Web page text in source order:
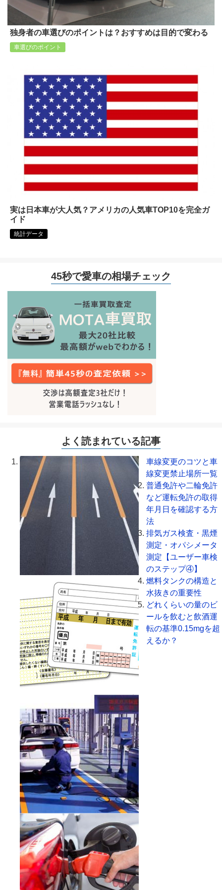
独身者の車選びのポイントは？おすすめは目的で変わる
車選びのポイント
実は日本車が大人気？アメリカの人気車TOP10を完全ガ
イド
統計データ
45秒で愛車の相場チェック
よく読まれている記事
車線変更のコツと車
線変更禁止場所一覧
普通免許や二輪免許
など運転免許の取得
年月日を確認する方
法
排気ガス検査・黒煙
測定・オパシメータ
測定【ユーザー車検
のステップ④】
燃料タンクの構造と
水抜きの重要性
どれくらいの量のビ
ールを飲むと飲酒運
転の基準0.15mgを超
えるか？